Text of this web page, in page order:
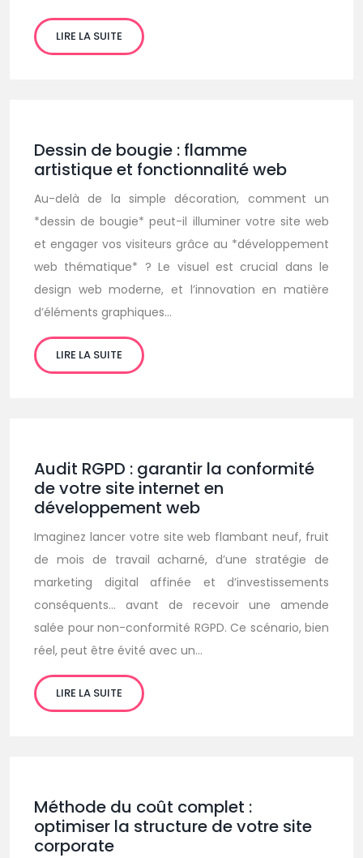
LIRE LA SUITE
Dessin de bougie : flamme
artistique et fonctionnalité web
Au-delà de la simple décoration, comment un
*dessin de bougie* peut-il illuminer votre site web
et engager vos visiteurs grâce au *développement
web thématique* ? Le visuel est crucial dans le
design web moderne, et l’innovation en matière
d’éléments graphiques…
LIRE LA SUITE
Audit RGPD : garantir la conformité
de votre site internet en
développement web
Imaginez lancer votre site web flambant neuf, fruit
de mois de travail acharné, d’une stratégie de
marketing digital affinée et d’investissements
conséquents… avant de recevoir une amende
salée pour non-conformité RGPD. Ce scénario, bien
réel, peut être évité avec un…
LIRE LA SUITE
Méthode du coût complet :
optimiser la structure de votre site
corporate